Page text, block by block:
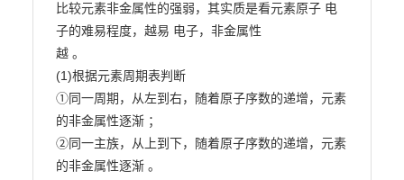
比较元素非金属性的强弱，其实质是看元素原子 电
子的难易程度，越易 电子，非金属性
越 。
(1)根据元素周期表判断
①同一周期，从左到右，随着原子序数的递增，元素
的非金属性逐渐 ；
②同一主族，从上到下，随着原子序数的递增，元素
的非金属性逐渐 。